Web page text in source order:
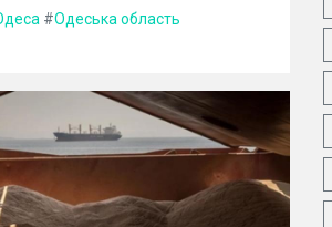
#Одеська область